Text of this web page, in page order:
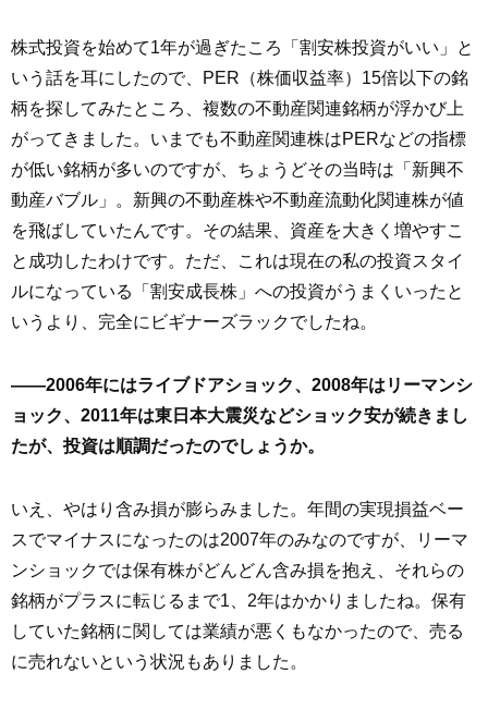
株式投資を始めて1年が過ぎたころ「割安株投資がいい」と
いう話を耳にしたので、PER（株価収益率）15倍以下の銘
柄を探してみたところ、複数の不動産関連銘柄が浮かび上
がってきました。いまでも不動産関連株はPERなどの指標
が低い銘柄が多いのですが、ちょうどその当時は「新興不
動産バブル」。新興の不動産株や不動産流動化関連株が値
を飛ばしていたんです。その結果、資産を大きく増やすこ
と成功したわけです。ただ、これは現在の私の投資スタイ
ルになっている「割安成長株」への投資がうまくいったと
いうより、完全にビギナーズラックでしたね。
――2006年にはライブドアショック、2008年はリーマンシ
ョック、2011年は東日本大震災などショック安が続きまし
たが、投資は順調だったのでしょうか。
いえ、やはり含み損が膨らみました。年間の実現損益ベー
スでマイナスになったのは2007年のみなのですが、リーマ
ンショックでは保有株がどんどん含み損を抱え、それらの
銘柄がプラスに転じるまで1、2年はかかりましたね。保有
していた銘柄に関しては業績が悪くもなかったので、売る
に売れないという状況もありました。